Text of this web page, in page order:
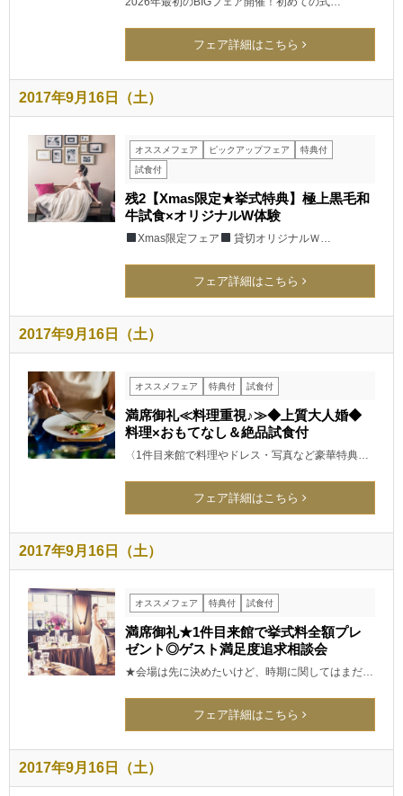
フェア詳細はこちら
2017年9月16日（土）
オススメフェア ピックアップフェア
特典付
試食付
残2【Xmas限定★挙式特典】極上黒毛和
牛試食×オリジナルW体験
Xmas限定フェア 貸切オリジナルＷ…
フェア詳細はこちら
2017年9月16日（土）
オススメフェア 特典付 試食付
満席御礼≪料理重視♪≫◆上質大人婚◆
料理×おもてなし＆絶品試食付
〈1件目来館で料理やドレス・写真など豪華特典…
フェア詳細はこちら
2017年9月16日（土）
オススメフェア 特典付 試食付
満席御礼★1件目来館で挙式料全額プレ
ゼント◎ゲスト満足度追求相談会
★会場は先に決めたいけど、時期に関してはまだ…
フェア詳細はこちら
2017年9月16日（土）